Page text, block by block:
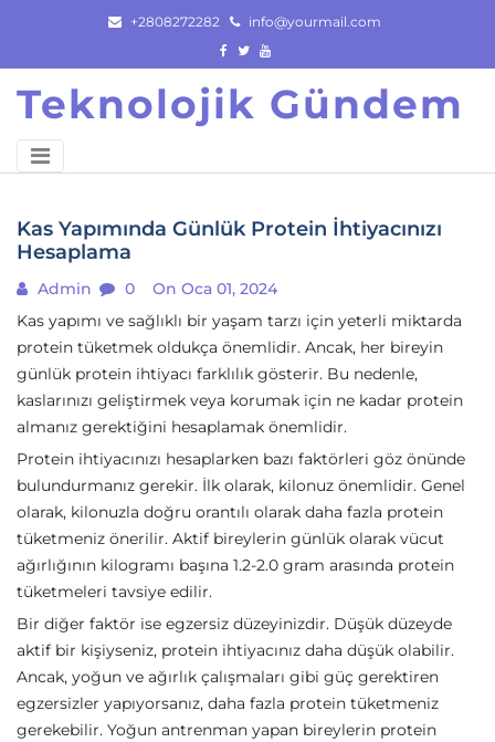
content
+2808272282 info@yourmail.com
Teknolojik Gündem
Kas Yapımında Günlük Protein İhtiyacınızı
Hesaplama
Admin 0
On Oca 01, 2024
Kas yapımı ve sağlıklı bir yaşam tarzı için yeterli miktarda
protein tüketmek oldukça önemlidir. Ancak, her bireyin
günlük protein ihtiyacı farklılık gösterir. Bu nedenle,
kaslarınızı geliştirmek veya korumak için ne kadar protein
almanız gerektiğini hesaplamak önemlidir.
Protein ihtiyacınızı hesaplarken bazı faktörleri göz önünde
bulundurmanız gerekir. İlk olarak, kilonuz önemlidir. Genel
olarak, kilonuzla doğru orantılı olarak daha fazla protein
tüketmeniz önerilir. Aktif bireylerin günlük olarak vücut
ağırlığının kilogramı başına 1.2-2.0 gram arasında protein
tüketmeleri tavsiye edilir.
Bir diğer faktör ise egzersiz düzeyinizdir. Düşük düzeyde
aktif bir kişiyseniz, protein ihtiyacınız daha düşük olabilir.
Ancak, yoğun ve ağırlık çalışmaları gibi güç gerektiren
egzersizler yapıyorsanız, daha fazla protein tüketmeniz
gerekebilir. Yoğun antrenman yapan bireylerin protein